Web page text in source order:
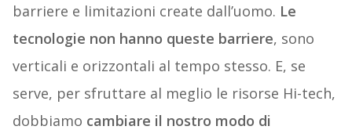
barriere e limitazioni create dall’uomo. Le
tecnologie non hanno queste barriere, sono
verticali e orizzontali al tempo stesso. E, se
serve, per sfruttare al meglio le risorse Hi-tech,
dobbiamo cambiare il nostro modo di